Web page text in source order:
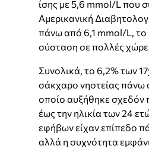
ίσης με 5,6 mmol/L που
Αμερικανική
πάνω από 6,1 mmol/L, το
σύσταση σε πολλές
Συνολικά, το 6,2% των
σάκχαρο νηστείας
οποίο αυξήθηκε σχεδόν
έως την ηλικία των 24
εφήβων είχαν επίπεδο
αλλά η συχνότητα